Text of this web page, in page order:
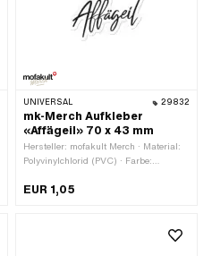
UNIVERSAL 29832
mk-Merch Aufkleber
«Affägeil» 70 x 43 mm
Hersteller: mofakult Merch · Material:
Polyvinylchlorid (PVC) · Farbe:
mm · Höhe: 43 mm · Oberfläche: matt ·
EUR 1,05